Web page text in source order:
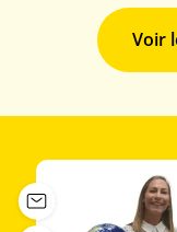
Voir